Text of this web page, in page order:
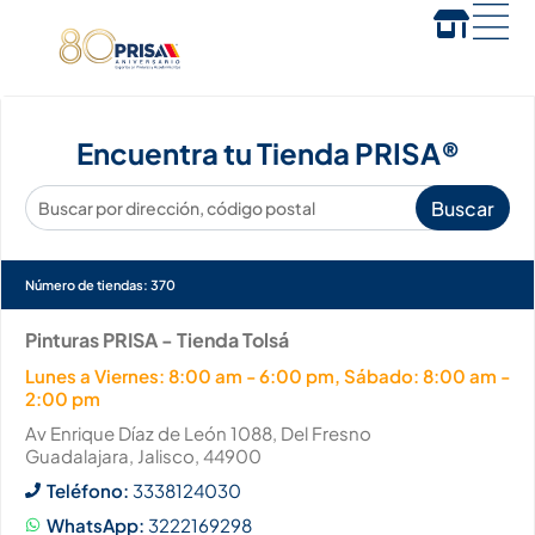
Encuentra tu Tienda PRISA®
Número de tiendas: 370
Pinturas PRISA - Tienda Tolsá
Lunes a Viernes: 8:00 am - 6:00 pm, Sábado: 8:00 am -
2:00 pm
Av Enrique Díaz de León 1088, Del Fresno
Guadalajara, Jalisco, 44900
Teléfono: 3338124030
WhatsApp: 3222169298